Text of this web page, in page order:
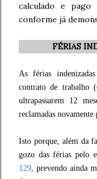
calculado e
conforme já
FÉRIAS
As férias
contrato de trabalho
ultrapassarem 12
reclamadas
Isto porque, além da
gozo das férias pelo
129, prevendo ainda